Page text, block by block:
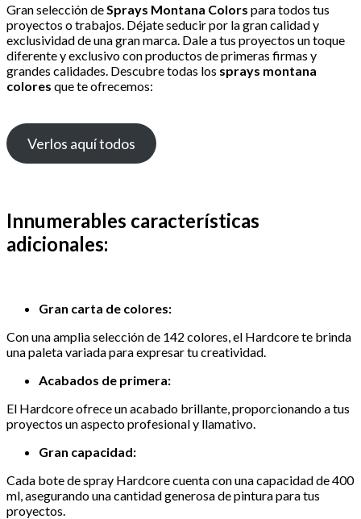
Gran selección deSprays Montana Colors para todos tus
proyectos o trabajos. Déjate seducir por la gran calidad y
exclusividad de una gran marca. Dale a tus proyectos un toque
diferente y exclusivo con productos de primeras firmas y
grandes calidades. Descubre todas los sprays montana
colores que te ofrecemos:
Verlos aquí todos
Innumerables características
adicionales:
Gran carta de colores:
Con una amplia selección de 142 colores, el Hardcore te brinda
una paleta variada para expresar tu creatividad.
Acabados de primera:
El Hardcore ofrece un acabado brillante, proporcionando a tus
proyectos un aspecto profesional y llamativo.
Gran capacidad:
Cada bote de spray Hardcore cuenta con una capacidad de 400
ml, asegurando una cantidad generosa de pintura para tus
proyectos.